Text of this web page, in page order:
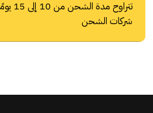
شركات الشحن